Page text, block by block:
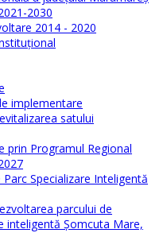
2030
2014 - 2020
implementare
satului
prin Programul Regional
Specializare Inteligentă
parcului de
inteligentă Șomcuta Mare,